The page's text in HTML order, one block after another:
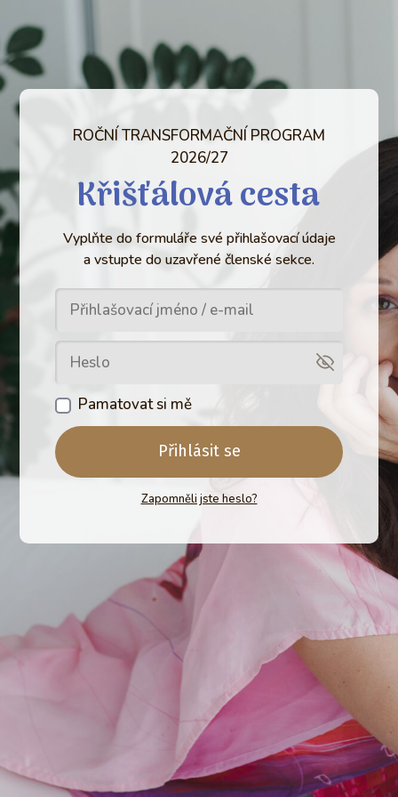
ROČNÍ TRANSFORMAČNÍ PROGRAM
2026/27
Křišťálová cesta
Vyplňte do formuláře své přihlašovací údaje
a vstupte do uzavřené členské sekce.
Pamatovat si mě
Přihlásit se
Zapomněli jste heslo?